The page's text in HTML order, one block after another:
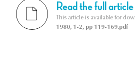
Read the full article
This article is available for
1980, 1-2, pp 119-169.pdf